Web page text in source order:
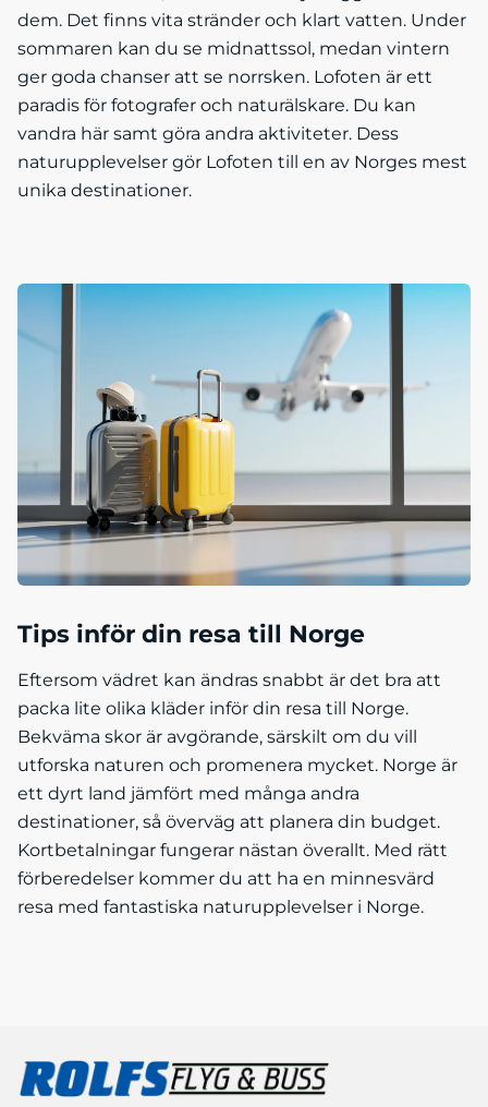
dem. Det finns vita stränder och klart vatten. Under
sommaren kan du se midnattssol, medan vintern
ger goda chanser att se norrsken. Lofoten är ett
paradis för fotografer och naturälskare. Du kan
vandra här samt göra andra aktiviteter. Dess
naturupplevelser gör Lofoten till en av Norges mest
unika destinationer.
Tips inför din resa till Norge
Eftersom vädret kan ändras snabbt är det bra att
packa lite olika kläder inför din resa till Norge.
Bekväma skor är avgörande, särskilt om du vill
utforska naturen och promenera mycket. Norge är
ett dyrt land jämfört med många andra
destinationer, så överväg att planera din budget.
Kortbetalningar fungerar nästan överallt. Med rätt
förberedelser kommer du att ha en minnesvärd
resa med fantastiska naturupplevelser i Norge.